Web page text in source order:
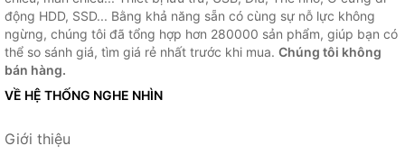
động HDD, SSD... Bằng khả năng sẵn có cùng sự nỗ lực không
ngừng, chúng tôi đã tổng hợp hơn 280000 sản phẩm, giúp bạn có
thể so sánh giá, tìm giá rẻ nhất trước khi mua. Chúng tôi không
bán hàng.
VỀ HỆ THỐNG NGHE NHÌN
Giới thiệu